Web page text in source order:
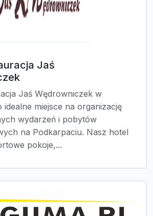
Jaś
Jaś Wędrowniczek w
idealne miejsce na organizację
wydarzeń i pobytów
na Podkarpaciu. Nasz hotel
pokoje,...